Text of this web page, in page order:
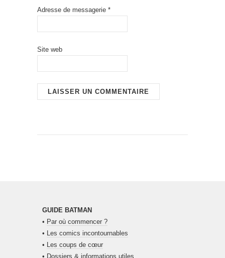
Adresse de messagerie *
Site web
GUIDE BATMAN
• Par où commencer ?
• Les comics incontournables
• Les coups de cœur
• Dossiers & informations utiles